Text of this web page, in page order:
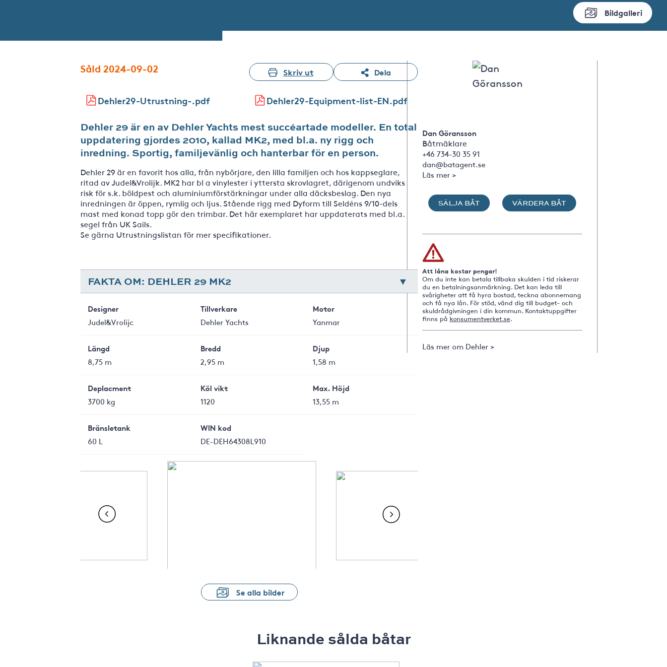
Bildgalleri
Såld 2024-09-02 Skriv ut Dela
Dehler29-Utrustning-.pdf Dehler29-Equipment-list-EN.pdf
Dehler 29 är en av Dehler Yachts mest succéartade modeller. En total
uppdatering gjordes 2010, kallad MK2, med bl.a. ny rigg och
inredning. Sportig, familjevänlig och hanterbar för en person.
Dehler 29 är en favorit hos alla, från nybörjare, den lilla familjen och hos kappseglare,
ritad av Judel&Vrolijk. MK2 har bl a vinylester i yttersta skrovlagret, därigenom undviks
risk för s.k. böldpest och aluminiumförstärkningar under alla däcksbeslag. Den nya
inredningen är öppen, rymlig och ljus. Stående rigg med Dyform till Seldéns 9/10-dels
mast med konad topp gör den trimbar. Det här exemplaret har uppdaterats med bl.a.
segel från UK Sails.
Se gärna Utrustningslistan för mer specifikationer.
FAKTA OM: DEHLER 29 MK2
Designer
Judel&Vrolijc
Tillverkare
Dehler Yachts
Motor
Yanmar
Längd
8,75 m
Bredd
2,95 m
Djup
1,58 m
Deplacment
3700 kg
Köl vikt
1120
Max. Höjd
13,55 m
Bränsletank
60 L
WIN kod
DE-DEH64308L910
Se alla bilder
Dan Göransson
Båtmäklare
+46 734-30 35 91
dan@batagent.se
Läs mer >
SÄLJA BÅT VÄRDERA BÅT
Att låna kostar pengar!
Om du inte kan betala tillbaka skulden i tid riskerar
du en betalningsanmärkning. Det kan leda till
svårigheter att få hyra bostad, teckna abonnemang
och få nya lån. För stöd, vänd dig till budget- och
skuldrådgivningen i din kommun. Kontaktuppgifter
finns på konsumentverket.se.
Läs mer om Dehler >
Liknande sålda båtar